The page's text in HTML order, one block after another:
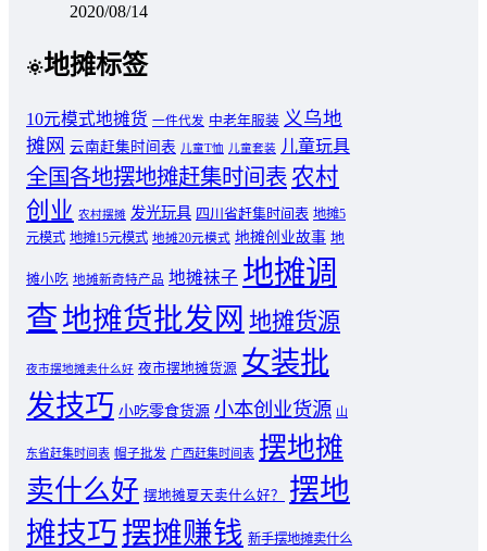
2020/08/14
地摊标签
10元模式地摊货 一件代发 中老年服装 义乌地
摊网 云南赶集时间表 儿童T恤 儿童套装 儿童玩具
全国各地摆地摊赶集时间表 农村
创业 农村摆摊 发光玩具 四川省赶集时间表 地摊5
元模式 地摊15元模式 地摊20元模式 地摊创业故事 地
摊小吃 地摊新奇特产品 地摊袜子 地摊调
查地摊货批发网 地摊货源
夜市摆地摊卖什么好 夜市摆地摊货源 女装批
发技巧 小吃零食货源 小本创业货源 山
东省赶集时间表 帽子批发 广西赶集时间表 摆地摊
卖什么好 摆地摊夏天卖什么好？
摆地
摊技巧摆摊赚钱 新手摆地摊卖什么